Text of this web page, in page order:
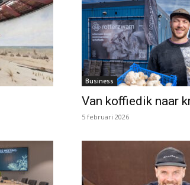
Business
Van koffiedik naar
5 februari 2026